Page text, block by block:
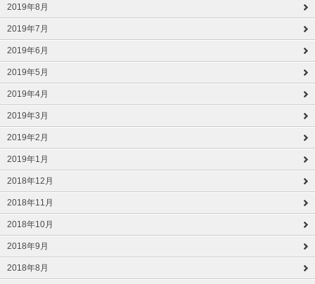
2019年8月
2019年7月
2019年6月
2019年5月
2019年4月
2019年3月
2019年2月
2019年1月
2018年12月
2018年11月
2018年10月
2018年9月
2018年8月